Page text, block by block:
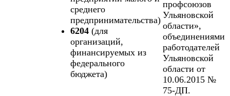
среднего
предпринимательства)
6204 (для
организаций,
финансируемых из
федерального
бюджета)
профсоюзов
Ульяновской
области»,
объединениями
работодателей
Ульяновской
области от
10.06.2015 №
75-ДП.